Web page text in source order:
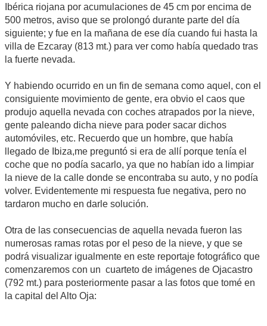
Ibérica riojana por acumulaciones de 45 cm por encima de
500 metros, aviso que se prolongó durante parte del día
siguiente; y fue en la mañana de ese día cuando fui hasta la
villa de Ezcaray (813 mt.) para ver como había quedado tras
la fuerte nevada.
Y habiendo ocurrido en un fin de semana como aquel, con el
consiguiente movimiento de gente, era obvio el caos que
produjo aquella nevada con coches atrapados por la nieve,
gente paleando dicha nieve para poder sacar dichos
automóviles, etc. Recuerdo que un hombre, que había
llegado de Ibiza,me preguntó si era de allí porque tenía el
coche que no podía sacarlo, ya que no habían ido a limpiar
la nieve de la calle donde se encontraba su auto, y no podía
volver. Evidentemente mi respuesta fue negativa, pero no
tardaron mucho en darle solución.
Otra de las consecuencias de aquella nevada fueron las
numerosas ramas rotas por el peso de la nieve, y que se
podrá visualizar igualmente en este reportaje fotográfico que
comenzaremos con un cuarteto de imágenes de Ojacastro
(792 mt.) para posteriormente pasar a las fotos que tomé en
la capital del Alto Oja: